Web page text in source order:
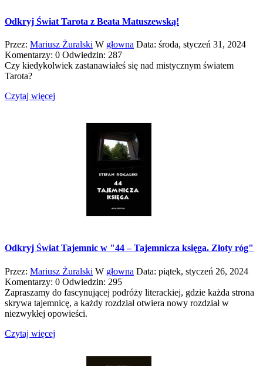
Odkryj Świat Tarota z Beata Matuszewską!
Przez: Mariusz Żuralski W głowna Data: środa, styczeń 31, 2024
Komentarzy: 0 Odwiedzin: 287
Czy kiedykolwiek zastanawiałeś się nad mistycznym światem
Tarota?
Czytaj więcej
Odkryj Świat Tajemnic w "44 – Tajemnicza księga. Złoty róg"
Przez: Mariusz Żuralski W głowna Data: piątek, styczeń 26, 2024
Komentarzy: 0 Odwiedzin: 295
Zapraszamy do fascynującej podróży literackiej, gdzie każda strona
skrywa tajemnicę, a każdy rozdział otwiera nowy rozdział w
niezwykłej opowieści.
Czytaj więcej